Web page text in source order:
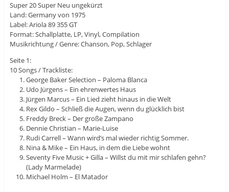
Super 20 Super Neu ungekürzt
Land: Germany von 1975
Label: Ariola 89 355 GT
Format: Schallplatte, LP, Vinyl, Compilation
Musikrichtung / Genre: Chanson, Pop, Schlager
Seite 1:
10 Songs / Trackliste:
George Baker Selection – Paloma Blanca
Udo Jürgens – Ein ehrenwertes Haus
Jürgen Marcus – Ein Lied zieht hinaus in die Welt
Rex Gildo – Schließ die Augen, wenn du glücklich bist
Freddy Breck – Der große Zampano
Dennie Christian – Marie-Luise
Rudi Carrell – Wann wird’s mal wieder richtig Sommer.
Nina & Mike – Ein Haus, in dem die Liebe wohnt
Seventy Five Music + Gilla – Willst du mit mir schlafen gehn?
(Lady Marmelade)
Michael Holm – El Matador